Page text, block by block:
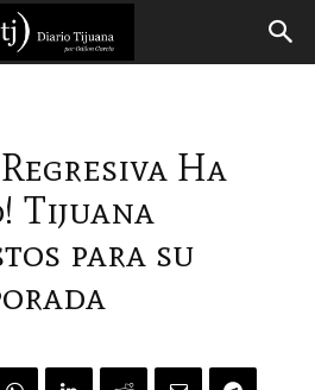
Ha
Tijuana
para su